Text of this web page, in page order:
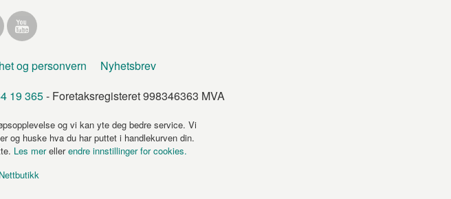
og personvern
Nyhetsbrev
19 365- Foretaksregisteret 998346363 MVA
og vi kan yte deg bedre service. Vi
og huske hva du har puttet i handlekurven din.
Les merellerendre innstillinger for cookies.